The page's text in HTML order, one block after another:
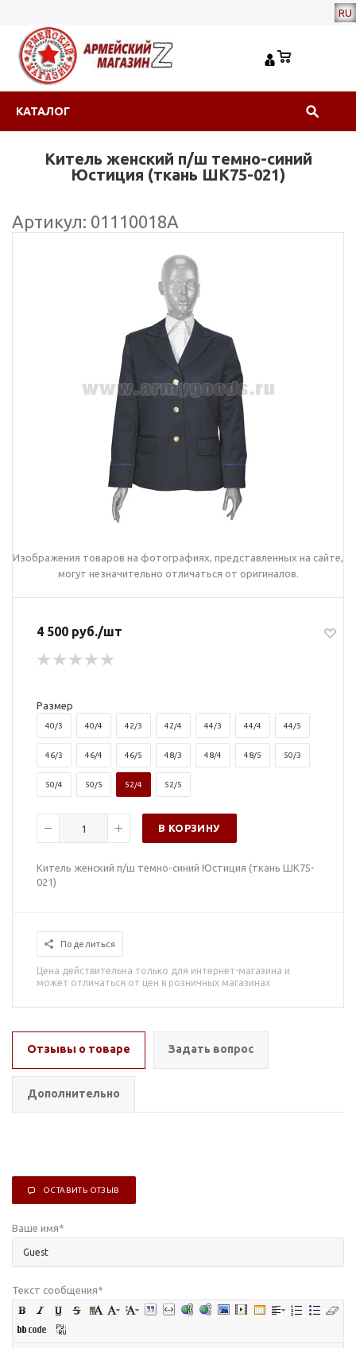
RU
КАТАЛОГ
Китель женский п/ш темно-синий
Юстиция (ткань ШК75-021)
Артикул: 01110018А
Изображения товаров на фотографиях, представленных на сайте,
могут незначительно отличаться от оригиналов.
4 500 руб./шт
Размер
40/3 40/4 42/3 42/4 44/3 44/4 44/5
46/3 46/4 46/5 48/3 48/4 48/5 50/3
50/4 50/5 52/4 52/5
В КОРЗИНУ
Китель женский п/ш темно-синий Юстиция (ткань ШК75-
021)
Поделиться
Цена действительна только для интернет-магазина и
может отличаться от цен в розничных магазинах
Отзывы о товаре Задать вопрос
Дополнительно
ОСТАВИТЬ ОТЗЫВ
Ваше имя*
Текст сообщения*